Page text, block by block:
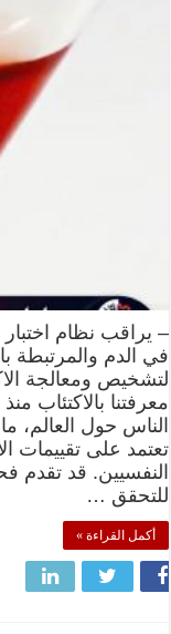
– يراقب نظام اختبار
في الدم والمرتبطة
لتشخيص ومعالجة
معرفتنا بالاكتئاب
الناس حول العالم،
تعتمد على تقييمات
النفسيين. قد تقدم
للتحقق …
أكمل القراءة »